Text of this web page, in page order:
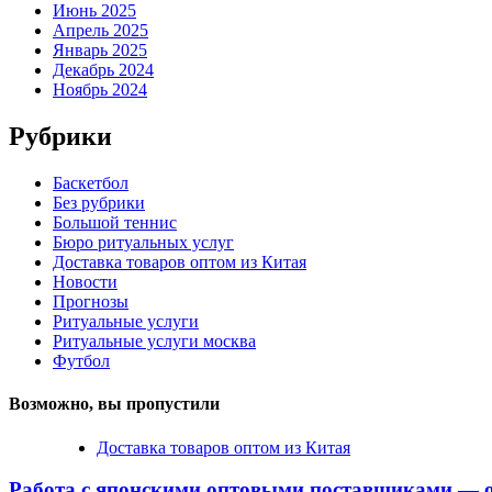
Июнь 2025
Апрель 2025
Январь 2025
Декабрь 2024
Ноябрь 2024
Рубрики
Баскетбол
Без рубрики
Большой теннис
Бюро ритуальных услуг
Доставка товаров оптом из Китая
Новости
Прогнозы
Ритуальные услуги
Ритуальные услуги москва
Футбол
Возможно, вы пропустили
Доставка товаров оптом из Китая